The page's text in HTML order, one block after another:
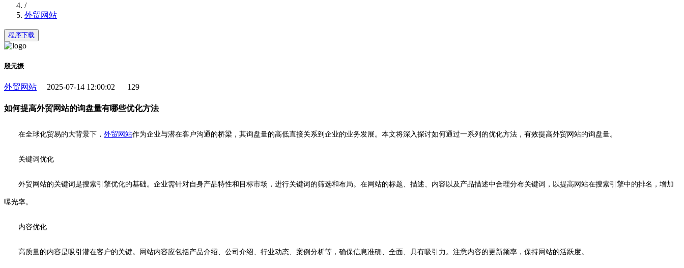
/
外贸网站
程序下载
殷元振
外贸网站 2025-07-14 12:00:02 129
如何提高外贸网站的询盘量有哪些优化方法
在全球化贸易的大背景下， 外贸网站作为企业与潜在客户沟通的桥梁，其询盘量的高低直接关系到企业的业务发展。本文将深入探讨如何通过一系列的优化方法，有效提高外贸网站的询盘量。
关键词优化
外贸网站的关键词是搜索引擎优化的基础。企业需针对自身产品特性和目标市场，进行关键词的筛选和布局。在网站的标题、描述、内容以及产品描述中合理分布关键词，以提高网站在搜索引擎中的排名，增加
曝光率。
内容优化
高质量的内容是吸引潜在客户的关键。网站内容应包括产品介绍、公司介绍、行业动态、案例分析等，确保信息准确、全面、具有吸引力。注意内容的更新频率，保持网站的活跃度。